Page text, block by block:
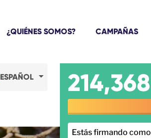
¿QUIÉNES SOMOS? CAMPAÑAS
ESPAÑOL 214,368
Estás firmando como